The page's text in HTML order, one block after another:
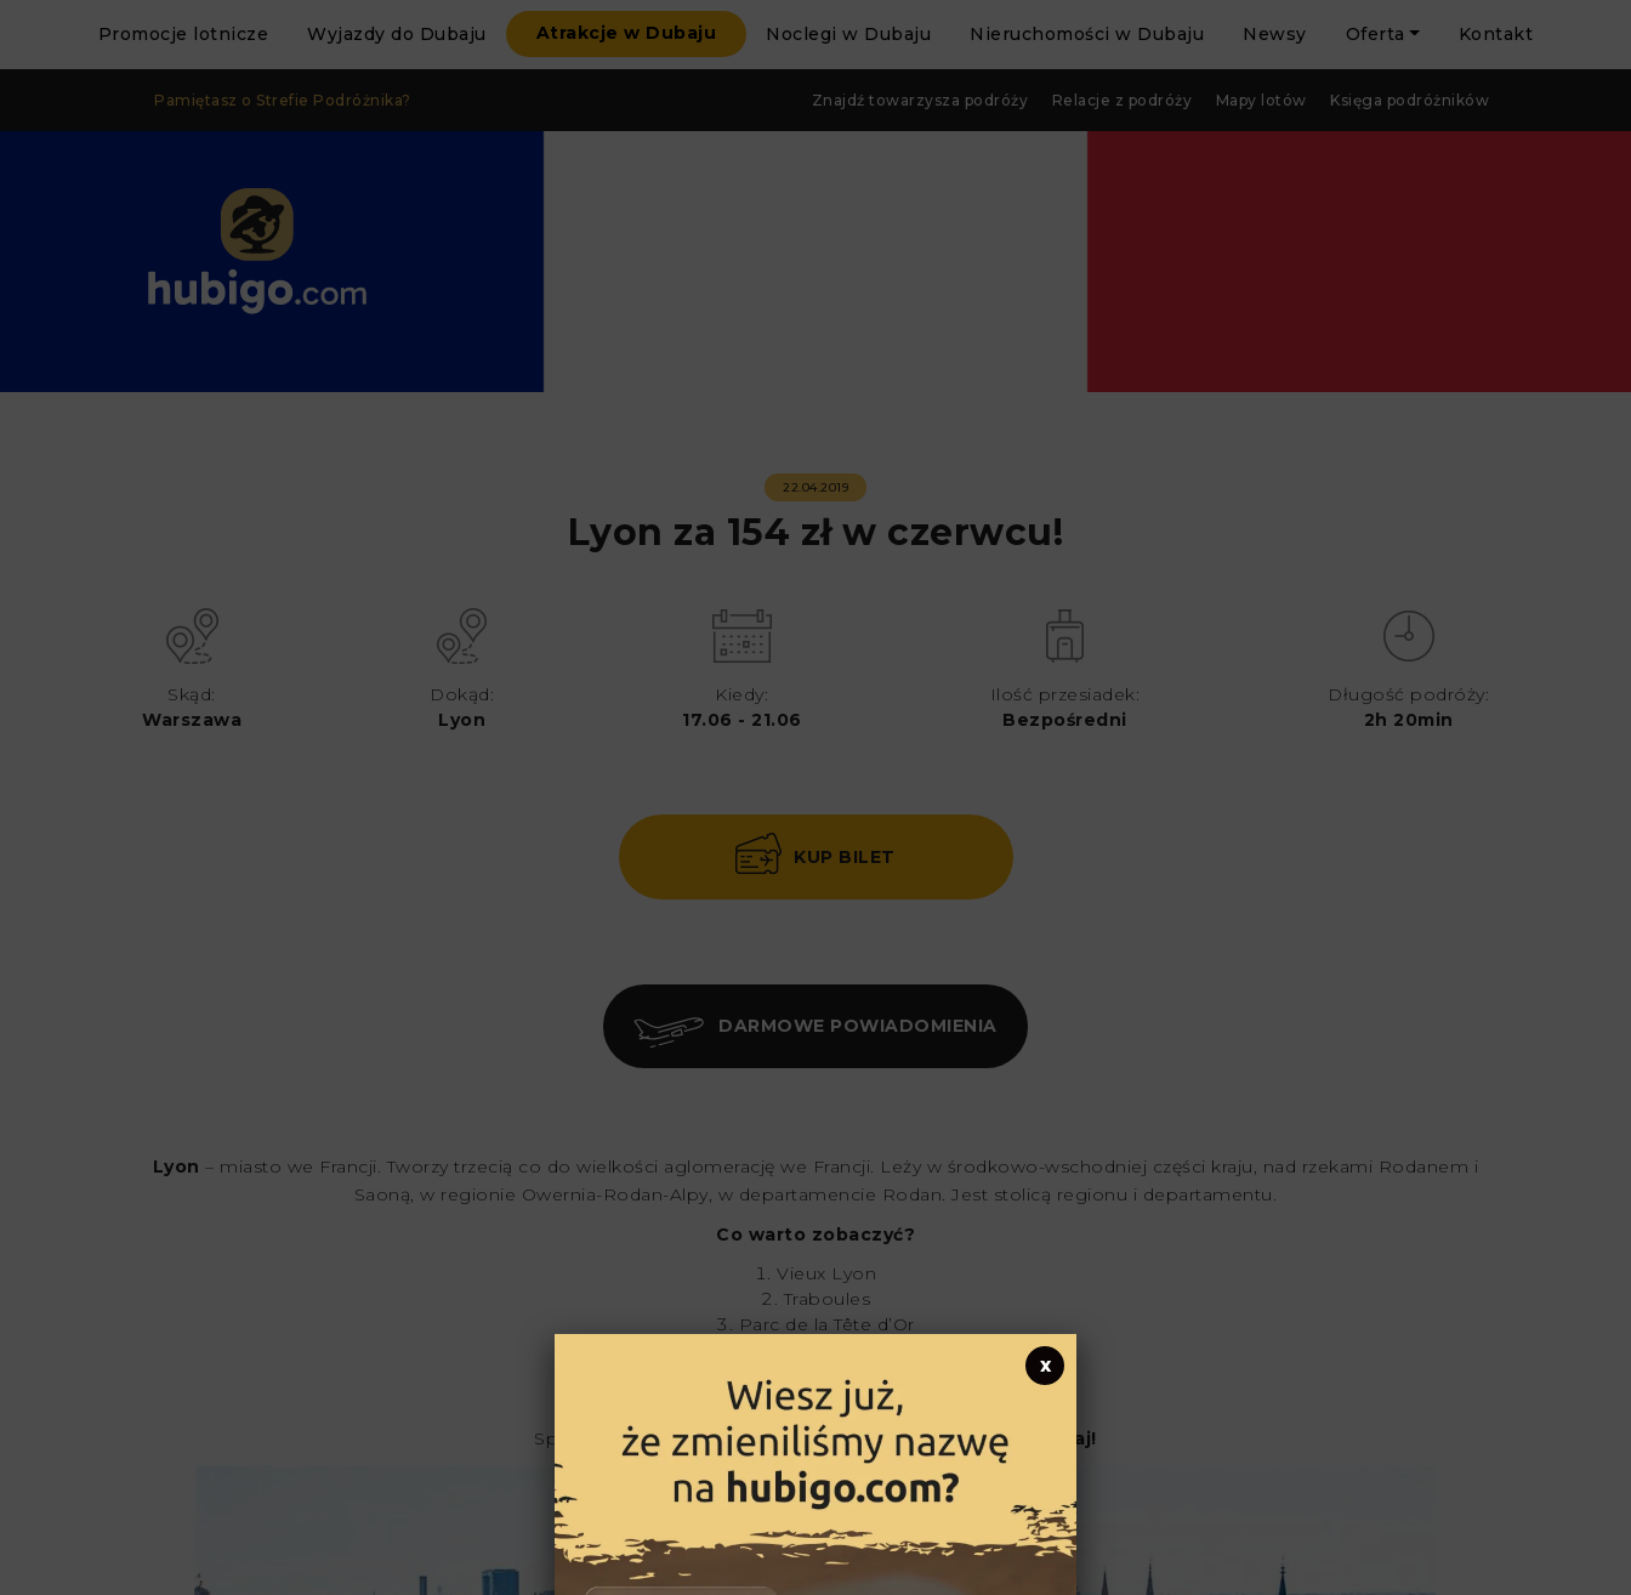
Promocje lotnicze Wyjazdy do Dubaju Atrakcje w Dubaju Noclegi w Dubaju Nieruchomości w Dubaju Newsy Oferta Kontakt
Pamiętasz o Strefie Podróżnika? Znajdź towarzysza podróży Relacje z podróży Mapy lotów Księga podróżników
22.04.2019
Lyon za 154 zł w czerwcu!
Skąd:
Warszawa
Dokąd:
Lyon
Kiedy:
17.06 - 21.06
Ilość przesiadek:
Bezpośredni
Długość podróży:
2h 20min
KUP BILET
DARMOWE POWIADOMIENIA
Lyon – miasto we Francji. Tworzy trzecią co do wielkości aglomerację we Francji. Leży w środkowo-wschodniej części kraju, nad rzekami Rodanem i
Saoną, w regionie Owernia-Rodan-Alpy, w departamencie Rodan. Jest stolicą regionu i departamentu.
Co warto zobaczyć?
Vieux Lyon
Traboules
Parc de la Tête d’Or
Musée des Beaux-Arts de Lyon
Sprawdź mój patent na oszczędność za granicą – kliknij tutaj!
x